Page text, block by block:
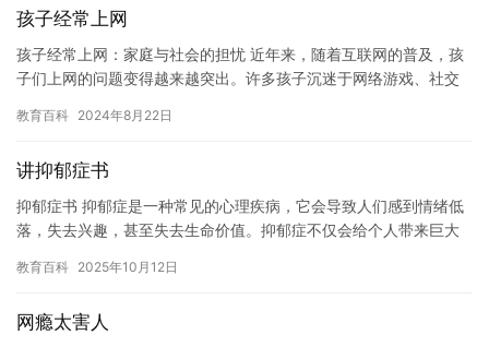
孩子经常上网
孩子经常上网：家庭与社会的担忧 近年来，随着互联网的普及，孩
子们上网的问题变得越来越突出。许多孩子沉迷于网络游戏、社交
能和…
教育百科 2024年8月22日
讲抑郁症书
抑郁症书 抑郁症是一种常见的心理疾病，它会导致人们感到情绪低
落，失去兴趣，甚至失去生命价值。抑郁症不仅会给个人带来巨大
的…
教育百科 2025年10月12日
网瘾太害人